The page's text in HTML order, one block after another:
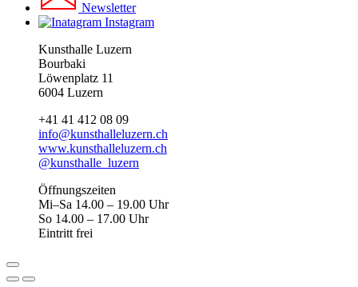
Newsletter
Instagram
Kunsthalle Luzern
Bourbaki
Löwenplatz 11
6004 Luzern
+41 41 412 08 09
info@kunsthalleluzern.ch
www.kunsthalleluzern.ch
@kunsthalle_luzern
Öffnungszeiten
Mi–Sa 14.00 – 19.00 Uhr
So 14.00 – 17.00 Uhr
Eintritt frei